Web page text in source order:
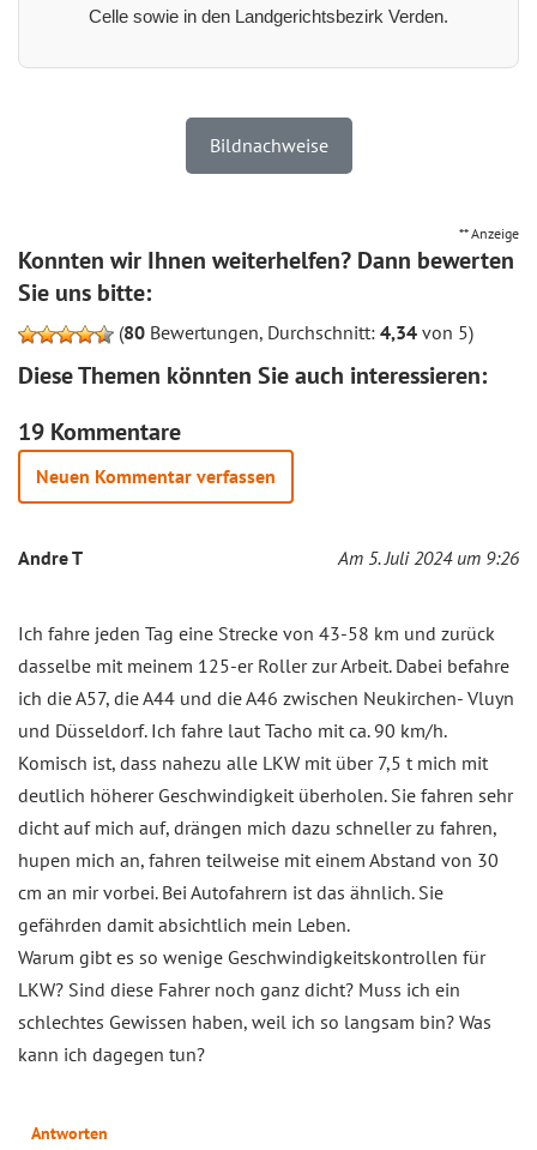
Celle sowie in den Landgerichtsbezirk Verden.
Bildnachweise
** Anzeige
Konnten wir Ihnen weiterhelfen? Dann bewerten
Sie uns bitte:
(80 Bewertungen, Durchschnitt: 4,34 von 5)
Diese Themen könnten Sie auch interessieren:
19 Kommentare
Neuen Kommentar verfassen
Andre T Am 5. Juli 2024 um 9:26
Ich fahre jeden Tag eine Strecke von 43-58 km und zurück
dasselbe mit meinem 125-er Roller zur Arbeit. Dabei befahre
ich die A57, die A44 und die A46 zwischen Neukirchen- Vluyn
und Düsseldorf. Ich fahre laut Tacho mit ca. 90 km/h.
Komisch ist, dass nahezu alle LKW mit über 7,5 t mich mit
deutlich höherer Geschwindigkeit überholen. Sie fahren sehr
dicht auf mich auf, drängen mich dazu schneller zu fahren,
hupen mich an, fahren teilweise mit einem Abstand von 30
cm an mir vorbei. Bei Autofahrern ist das ähnlich. Sie
gefährden damit absichtlich mein Leben.
Warum gibt es so wenige Geschwindigkeitskontrollen für
LKW? Sind diese Fahrer noch ganz dicht? Muss ich ein
schlechtes Gewissen haben, weil ich so langsam bin? Was
kann ich dagegen tun?
Antworten